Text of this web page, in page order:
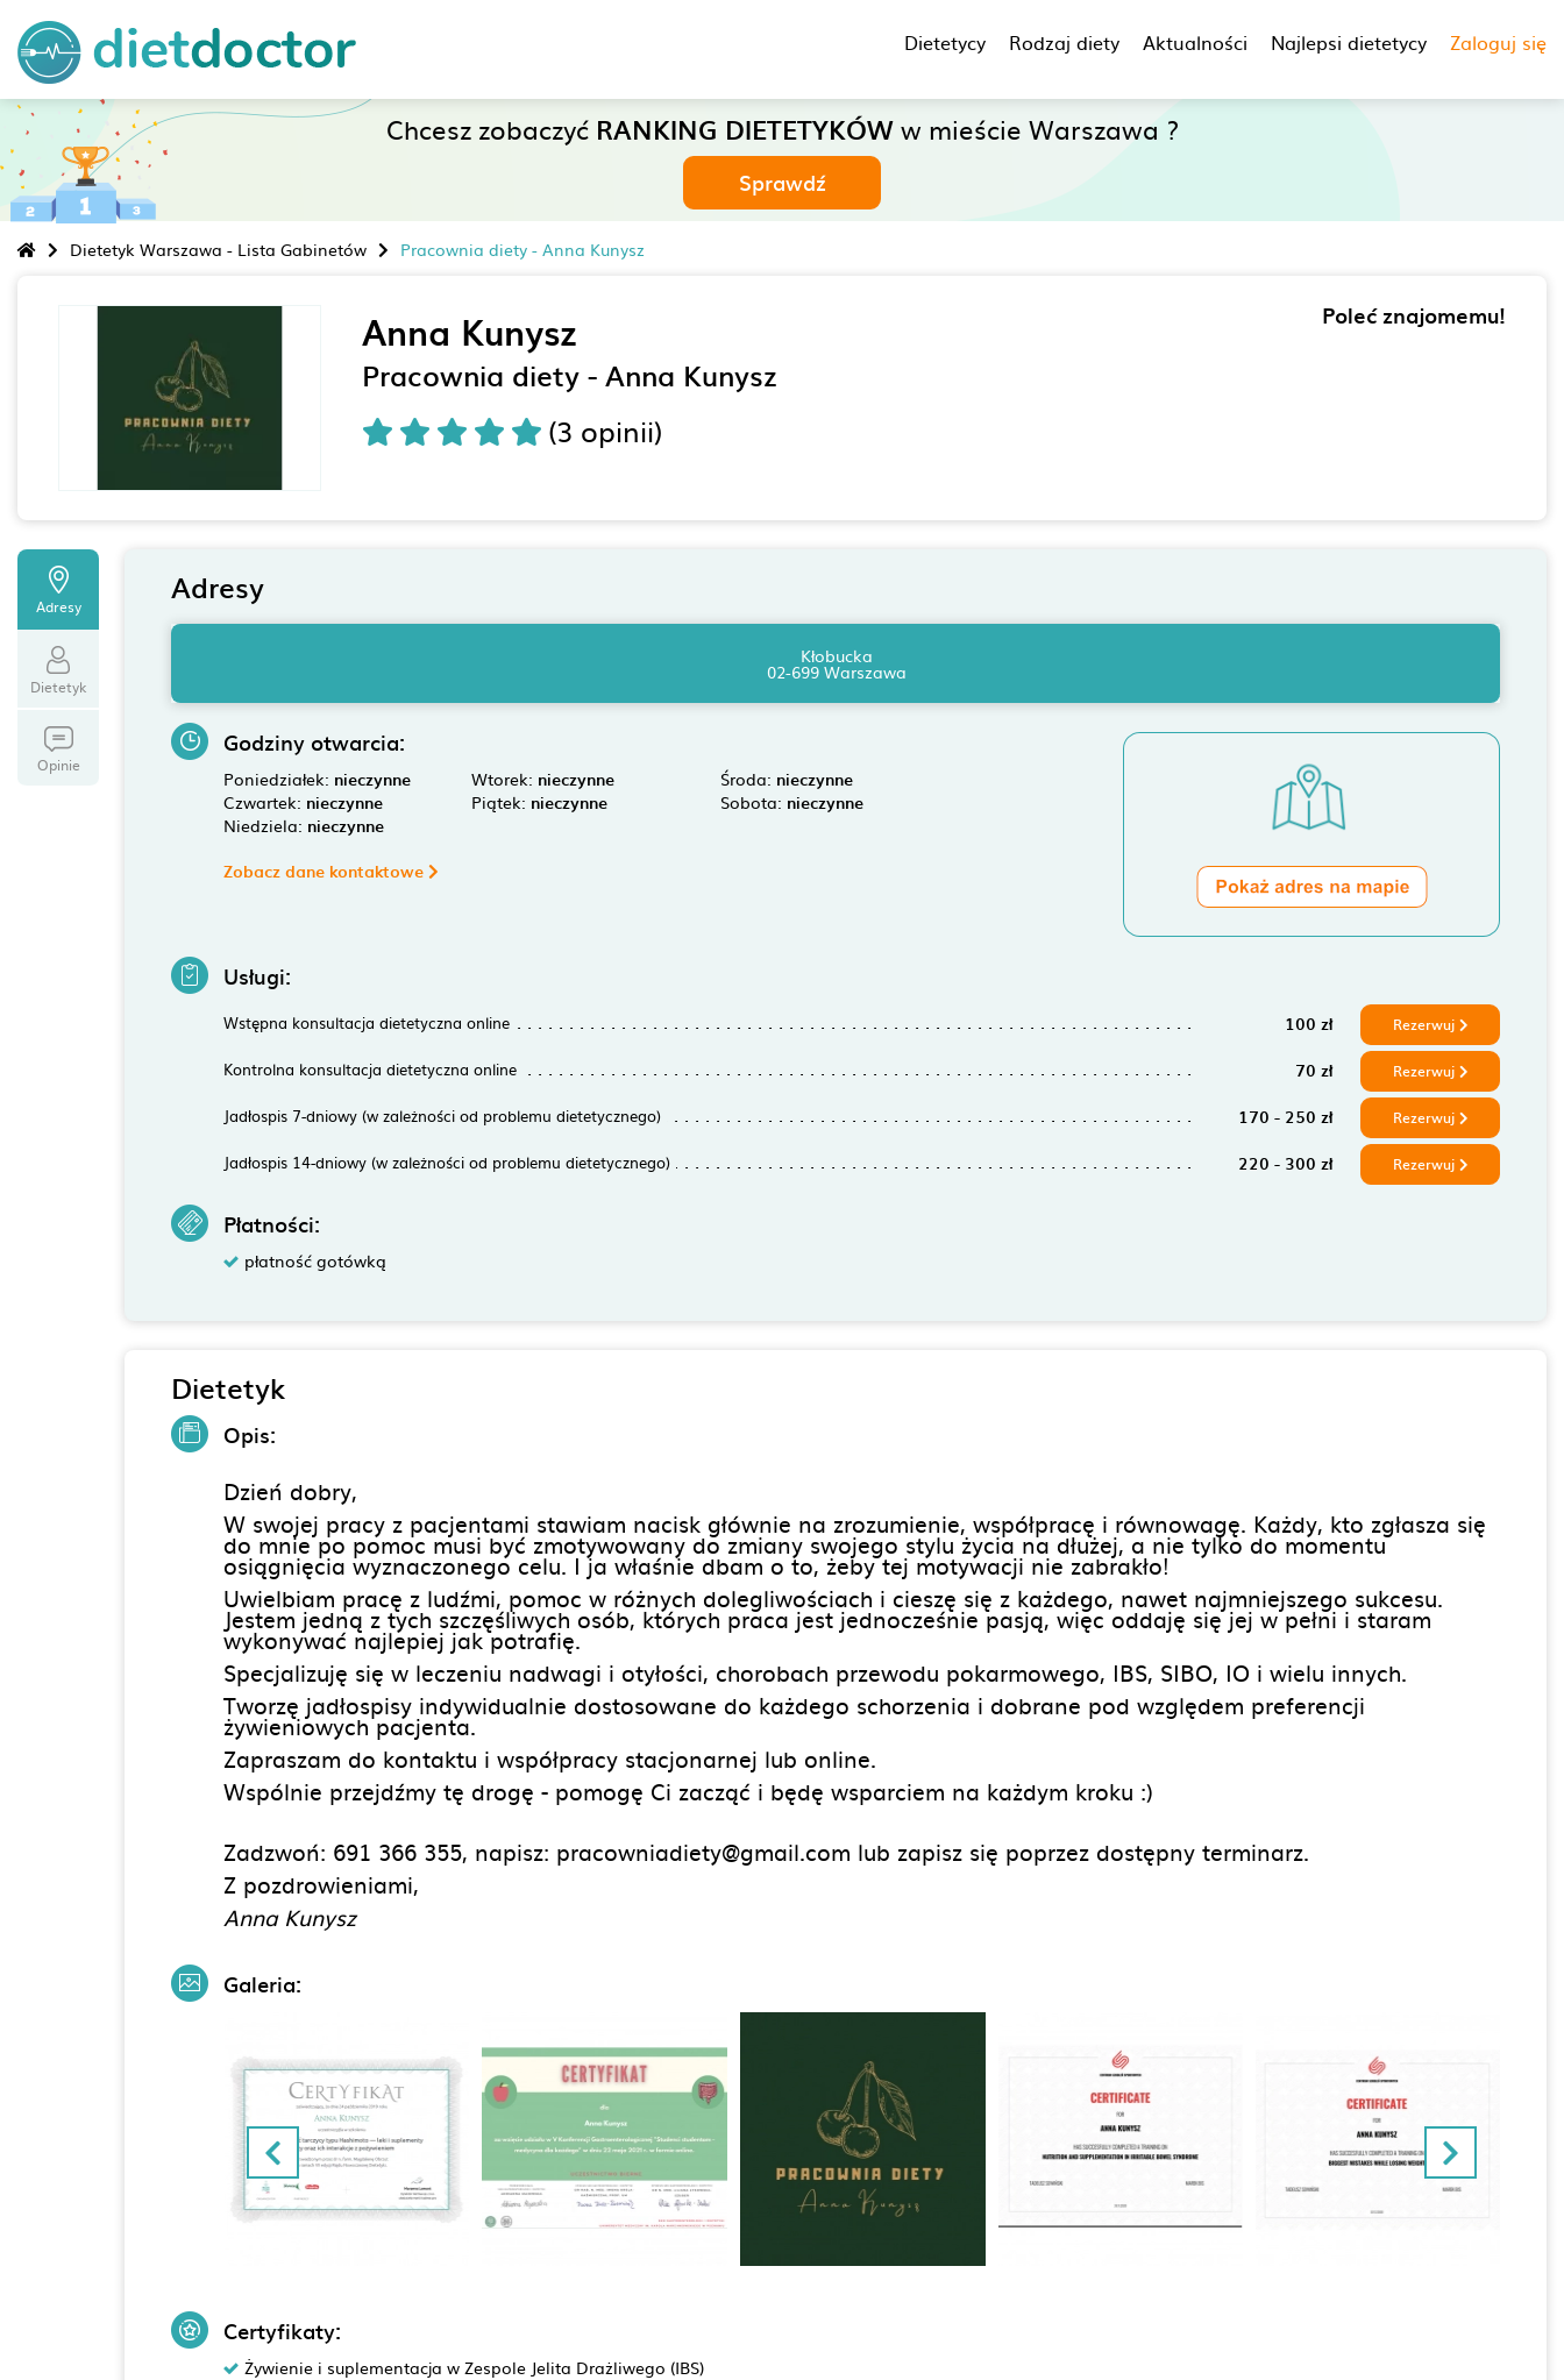
Dietetycy Rodzaj diety Aktualności Najlepsi dietetycy Zaloguj się
Chcesz zobaczyć RANKING DIETETYKÓWw mieście Warszawa ?
Sprawdź
Dietetyk Warszawa - Lista Gabinetów Pracownia diety - Anna Kunysz
Anna Kunysz
Pracownia diety - Anna Kunysz
(3 opinii)
Poleć znajomemu!
Adresy
Dietetyk
Opinie
Adresy
Kłobucka
02-699 Warszawa
Godziny otwarcia:
Poniedziałek: nieczynne Wtorek: nieczynne Środa: nieczynne
Czwartek: nieczynne Piątek: nieczynne Sobota: nieczynne
Niedziela: nieczynne
Zobacz dane kontaktowe
Usługi:
Wstępna konsultacja dietetyczna online 100 zł Rezerwuj
Kontrolna konsultacja dietetyczna online 70 zł Rezerwuj
Jadłospis 7-dniowy (w zależności od problemu dietetycznego) 170 - 250 zł Rezerwuj
Jadłospis 14-dniowy (w zależności od problemu dietetycznego) 220 - 300 zł Rezerwuj
Płatności:
płatność gotówką
Dietetyk
Opis:
Dzień dobry,
W swojej pracy z pacjentami stawiam nacisk głównie na zrozumienie, współpracę i równowagę. Każdy, kto zgłasza się
do mnie po pomoc musi być zmotywowany do zmiany swojego stylu życia na dłużej, a nie tylko do momentu
osiągnięcia wyznaczonego celu. I ja właśnie dbam o to, żeby tej motywacji nie zabrakło!
Uwielbiam pracę z ludźmi, pomoc w różnych dolegliwościach i cieszę się z każdego, nawet najmniejszego sukcesu.
Jestem jedną z tych szczęśliwych osób, których praca jest jednocześnie pasją, więc oddaję się jej w pełni i staram
wykonywać najlepiej jak potrafię.
Specjalizuję się w leczeniu nadwagi i otyłości, chorobach przewodu pokarmowego, IBS, SIBO, IO i wielu innych.
Tworzę jadłospisy indywidualnie dostosowane do każdego schorzenia i dobrane pod względem preferencji
żywieniowych pacjenta.
Zapraszam do kontaktu i współpracy stacjonarnej lub online.
Wspólnie przejdźmy tę drogę - pomogę Ci zacząć i będę wsparciem na każdym kroku :)
Zadzwoń: 691 366 355, napisz: pracowniadiety@gmail.com lub zapisz się poprzez dostępny terminarz.
Z pozdrowieniami,
Anna Kunysz
Galeria:
Certyfikaty:
Żywienie i suplementacja w Zespole Jelita Drażliwego (IBS)